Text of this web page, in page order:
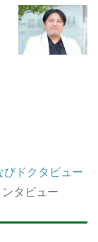
ドクタビュー
タビュー